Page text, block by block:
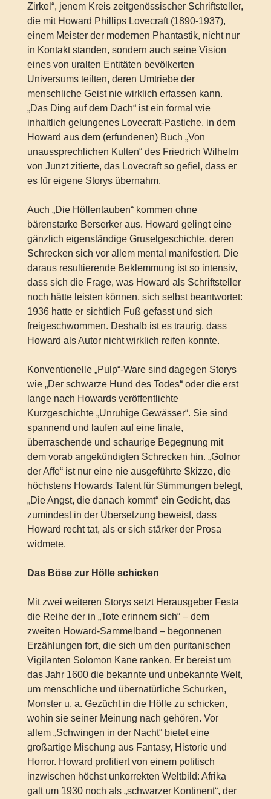
Zirkel“, jenem Kreis zeitgenössischer Schriftsteller,
die mit Howard Phillips Lovecraft (1890-1937),
einem Meister der modernen Phantastik, nicht nur
in Kontakt standen, sondern auch seine Vision
eines von uralten Entitäten bevölkerten
Universums teilten, deren Umtriebe der
menschliche Geist nie wirklich erfassen kann.
„Das Ding auf dem Dach“ ist ein formal wie
inhaltlich gelungenes Lovecraft-Pastiche, in dem
Howard aus dem (erfundenen) Buch „Von
unaussprechlichen Kulten“ des Friedrich Wilhelm
von Junzt zitierte, das Lovecraft so gefiel, dass er
es für eigene Storys übernahm.
Auch „Die Höllentauben“ kommen ohne
bärenstarke Berserker aus. Howard gelingt eine
gänzlich eigenständige Gruselgeschichte, deren
Schrecken sich vor allem mental manifestiert. Die
daraus resultierende Beklemmung ist so intensiv,
dass sich die Frage, was Howard als Schriftsteller
noch hätte leisten können, sich selbst beantwortet:
1936 hatte er sichtlich Fuß gefasst und sich
freigeschwommen. Deshalb ist es traurig, dass
Howard als Autor nicht wirklich reifen konnte.
Konventionelle „Pulp“-Ware sind dagegen Storys
wie „Der schwarze Hund des Todes“ oder die erst
lange nach Howards veröffentlichte
Kurzgeschichte „Unruhige Gewässer“. Sie sind
spannend und laufen auf eine finale,
überraschende und schaurige Begegnung mit
dem vorab angekündigten Schrecken hin. „Golnor
der Affe“ ist nur eine nie ausgeführte Skizze, die
höchstens Howards Talent für Stimmungen belegt,
„Die Angst, die danach kommt“ ein Gedicht, das
zumindest in der Übersetzung beweist, dass
Howard recht tat, als er sich stärker der Prosa
widmete.
Das Böse zur Hölle schicken
Mit zwei weiteren Storys setzt Herausgeber Festa
die Reihe der in „Tote erinnern sich“ – dem
zweiten Howard-Sammelband – begonnenen
Erzählungen fort, die sich um den puritanischen
Vigilanten Solomon Kane ranken. Er bereist um
das Jahr 1600 die bekannte und unbekannte Welt,
um menschliche und übernatürliche Schurken,
Monster u. a. Gezücht in die Hölle zu schicken,
wohin sie seiner Meinung nach gehören. Vor
allem „Schwingen in der Nacht“ bietet eine
großartige Mischung aus Fantasy, Historie und
Horror. Howard profitiert von einem politisch
inzwischen höchst unkorrekten Weltbild: Afrika
galt um 1930 noch als „schwarzer Kontinent“, der